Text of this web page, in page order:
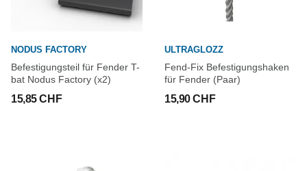
NODUS FACTORY
Befestigungsteil für Fender T-
bat Nodus Factory (x2)
15,85 CHF
ULTRAGLOZZ
Fend-Fix Befestigungshaken
für Fender (Paar)
15,90 CHF